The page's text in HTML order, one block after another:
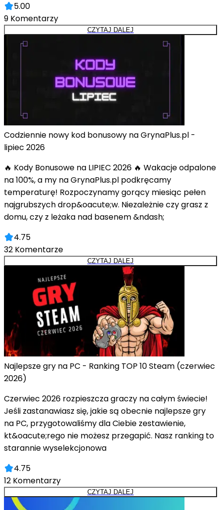
5.00
9 Komentarzy
CZYTAJ DALEJ
Codziennie nowy kod bonusowy na GrynaPlus.pl -
lipiec 2026
🔥 Kody Bonusowe na LIPIEC 2026 🔥 Wakacje odpalone
na 100%, a my na GrynaPlus.pl podkręcamy
temperaturę! Rozpoczynamy gorący miesiąc pełen
najgrubszych drop&oacute;w. Niezależnie czy grasz z
domu, czy z leżaka nad basenem &ndash;
4.75
32 Komentarze
CZYTAJ DALEJ
Najlepsze gry na PC - Ranking TOP 10 Steam (czerwiec
2026)
Czerwiec 2026 rozpieszcza graczy na całym świecie!
Jeśli zastanawiasz się, jakie są obecnie najlepsze gry
na PC, przygotowaliśmy dla Ciebie zestawienie,
kt&oacute;rego nie możesz przegapić. Nasz ranking to
starannie wyselekcjonowa
4.75
12 Komentarzy
CZYTAJ DALEJ